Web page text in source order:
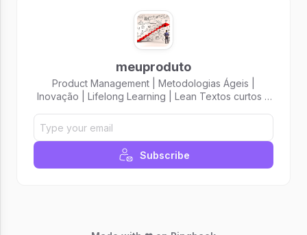
meuproduto
Product Management | Metodologias Ágeis |
Inovação | Lifelong Learning | Lean Textos curtos e
Subscribe